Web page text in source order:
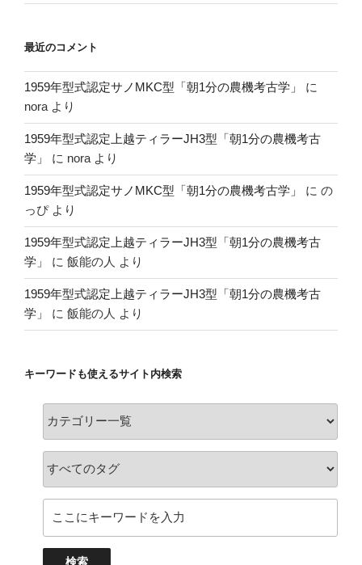
最近のコメント
1959年型式認定サノMKC型「朝1分の農機考古学」
に
nora より
1959年型式認定上越ティラーJH3型「朝1分の農機考古
学」
に nora より
1959年型式認定サノMKC型「朝1分の農機考古学」 に の
っぴより
1959年型式認定上越ティラーJH3型「朝1分の農機考古
学」
に 飯能の人 より
1959年型式認定上越ティラーJH3型「朝1分の農機考古
学」
に 飯能の人 より
キーワードも使えるサイト内検索